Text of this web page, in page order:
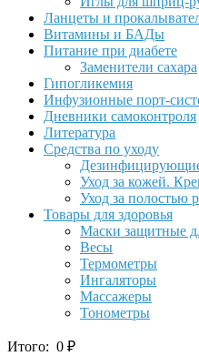
Ланцеты и
Витамины и БАДы
Питание при диабете
Заменители сахара
Гипогликемия
Инфузионные порт-
Дневники самоконтроля
Литература
Средства по уходу
Дезинфицирующие
Уход за кожей.
Уход за полостью
Товары для здоровья
Маски защитные
Весы
Термометры
Ингаляторы
Массажеры
Тонометры
Итого: 0 ₽